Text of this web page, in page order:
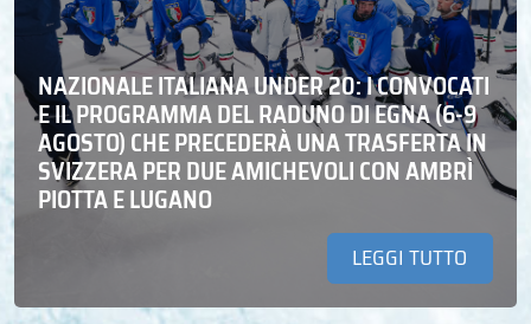
NAZIONALE ITALIANA UNDER 20: I CONVOCATI
E IL PROGRAMMA DEL RADUNO DI EGNA (6-9
AGOSTO) CHE PRECEDERÀ UNA TRASFERTA IN
SVIZZERA PER DUE AMICHEVOLI CON AMBRÌ
PIOTTA E LUGANO
LEGGI TUTTO